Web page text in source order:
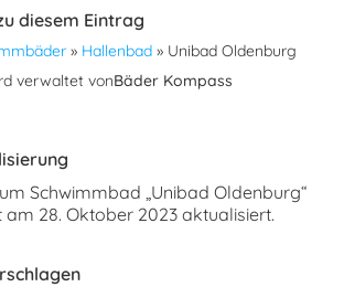
diesem Eintrag
» Hallenbad » Unibad Oldenburg
verwaltet vonBäder Kompass
Schwimmbad „Unibad Oldenburg“
am 28. Oktober 2023 aktualisiert.